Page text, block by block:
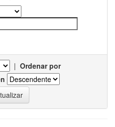
| Ordenar por